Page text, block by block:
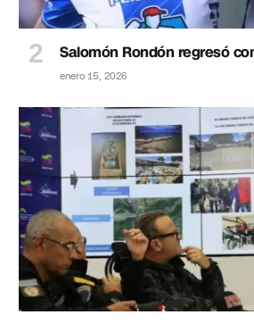
Salomón Rondón regresó
enero 15, 2026